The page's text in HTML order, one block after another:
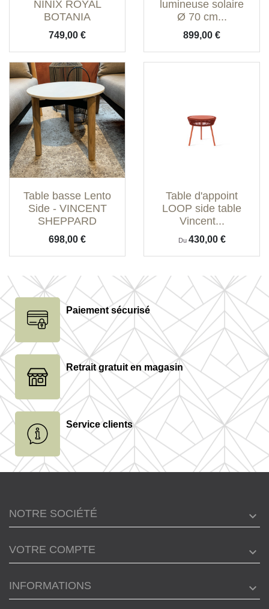
NINIX ROYAL
BOTANIA
Prix
749,00 €
lumineuse solaire
Ø 70 cm...
Prix
899,00 €
Table basse Lento
Side - VINCENT
SHEPPARD
Prix
698,00 €
Table d'appoint
LOOP side table
Vincent...
Du Prix
430,00 €
Paiement sécurisé
Retrait gratuit en magasin
Service clients
NOTRE SOCIÉTÉ
VOTRE COMPTE
INFORMATIONS